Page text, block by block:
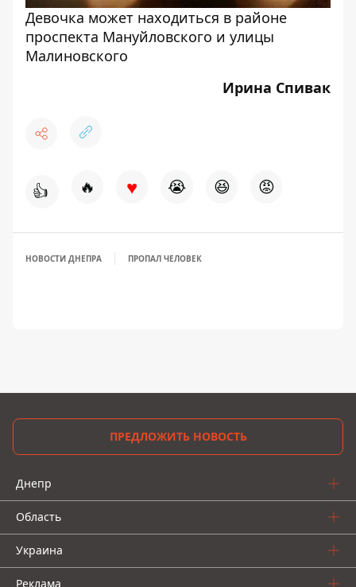
Девочка может находиться в районе
проспекта Мануйловского и улицы
Малиновского
Ирина Спивак
👍 🔥 ♥ 😭 😆 😡
НОВОСТИ ДНЕПРА ПРОПАЛ ЧЕЛОВЕК
ПРЕДЛОЖИТЬ НОВОСТЬ
Днепр
Область
Украина
Реклама